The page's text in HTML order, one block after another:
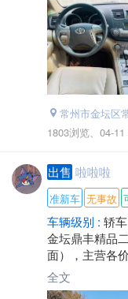
常州市金坛区
1803浏览、 04-
出售 啦啦啦
准新车 无事故
车辆级别 : 轿车
金坛鼎丰精品
面），主营各
全文